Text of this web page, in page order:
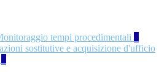
tempi procedimentali 4
sostitutive e acquisizione d'ufficio
1